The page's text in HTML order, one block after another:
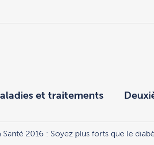
et traitements
2016 : Soyez plus forts que le